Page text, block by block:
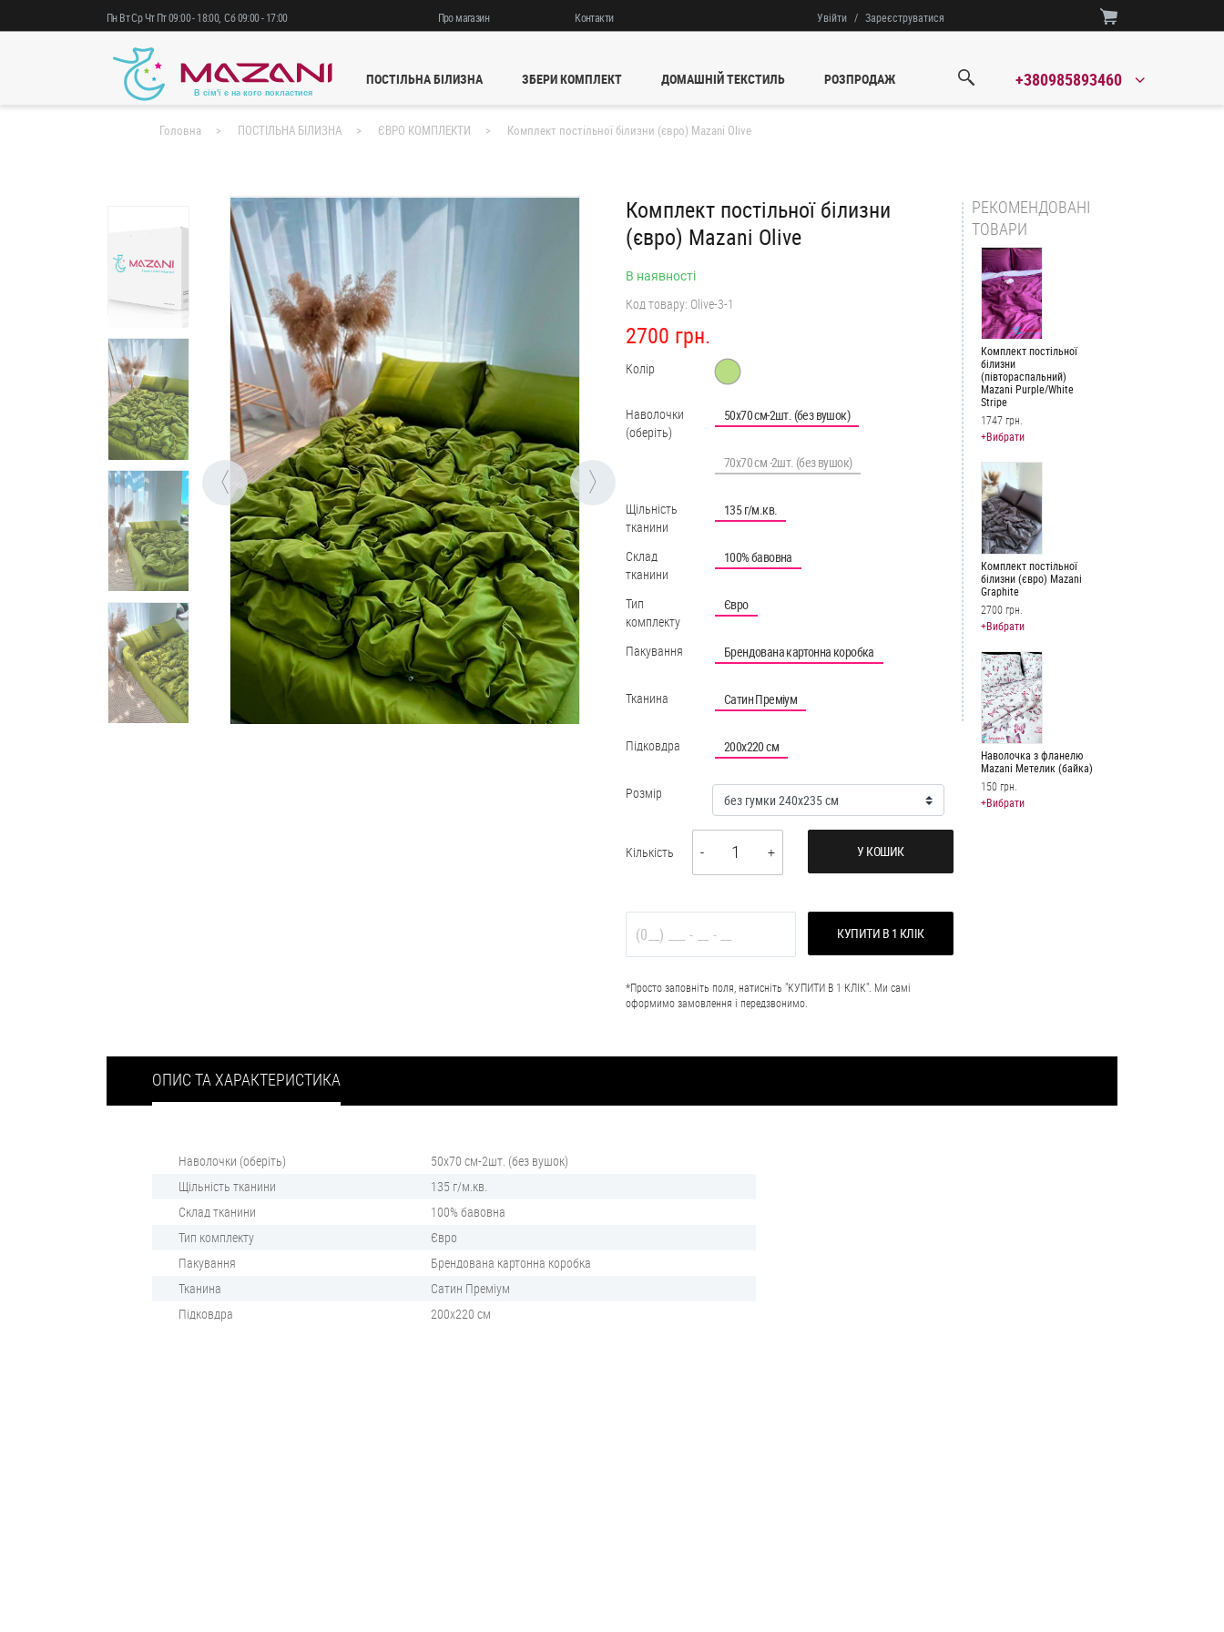
ПнВтСрЧтПт09:00-18:00,Сб09:00-17:00 Про магазин Контакти Увійти / Зареєструватися
ПОСТІЛЬНА БІЛИЗНА ЗБЕРИ КОМПЛЕКТ ДОМАШНІЙ ТЕКСТИЛЬ РОЗПРОДАЖ +380985893460
Головна ПОСТІЛЬНА БІЛИЗНА ЄВРО КОМПЛЕКТИ Комплект постільної білизни (євро) Mazani Olive
Комплект постільної білизни
(євро) Mazani Olive
В наявності
Код товару: Olive-3-1
2700 грн.
Колір
Наволочки
(оберіть)
50х70 см-2шт. (без вушок)
70х70 см -2шт. (без вушок)
Щільність
тканини
135 г/м.кв.
Склад
тканини
100% бавовна
Тип
комплекту
Євро
Пакування Брендована картонна коробка
Тканина Сатин Преміум
Підковдра 200х220 см
Розмір
Кількість - 1 + У КОШИК
КУПИТИ В 1 КЛІК
*Просто заповніть поля, натисніть "КУПИТИ В 1 КЛІК". Ми самі
оформимо замовлення і передзвонимо.
РЕКОМЕНДОВАНІ
ТОВАРИ
Комплект постільної
білизни
(півтораспальний)
Mazani Purple/White
Stripe
1747 грн.
+Вибрати
Комплект постільної
білизни (євро) Mazani
Graphite
2700 грн.
+Вибрати
Наволочка з фланелю
Mazani Метелик (байка)
150 грн.
+Вибрати
ОПИС ТА ХАРАКТЕРИСТИКА
Наволочки (оберіть)
50х70 см-2шт. (без вушок)
Щільність тканини
135 г/м.кв.
Склад тканини
100% бавовна
Тип комплекту
Євро
Пакування
Брендована картонна коробка
Тканина
Сатин Преміум
Підковдра
200х220 см